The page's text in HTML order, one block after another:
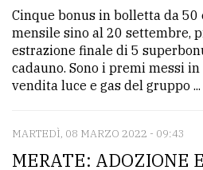
Cinque bonus in bolletta da 50
mensile sino al 20 settembre,
estrazione finale di 5
cadauno. Sono i premi messi
vendita luce e gas del gruppo ...
MARTEDÌ, 08 MARZO 2022 - 09:43
MERATE: ADOZIONE